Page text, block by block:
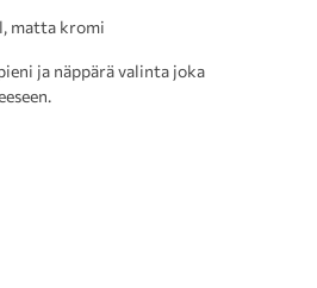
matta kromi
ja näppärä valinta joka